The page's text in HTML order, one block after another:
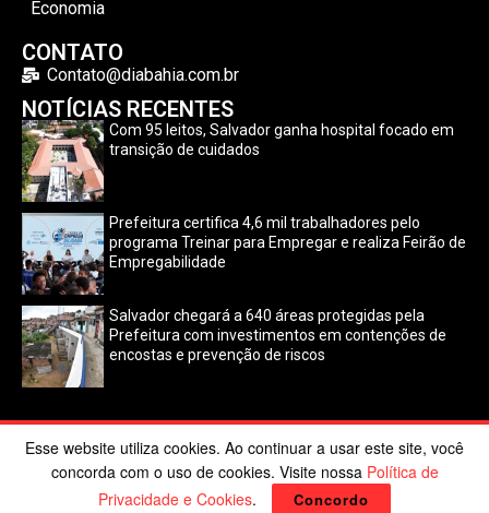
Economia
CONTATO
Contato@diabahia.com.br
NOTÍCIAS RECENTES
Com 95 leitos, Salvador ganha hospital focado em
transição de cuidados
Prefeitura certifica 4,6 mil trabalhadores pelo
programa Treinar para Empregar e realiza Feirão de
Empregabilidade
Salvador chegará a 640 áreas protegidas pela
Prefeitura com investimentos em contenções de
encostas e prevenção de riscos
©2024 Dia Bahia. Todos os direitos reservados | Desenvolvido
porPoppy Sites.
Esse website utiliza cookies. Ao continuar a usar este site, você
concorda com o uso de cookies. Visite nossa Política de
Privacidade e Cookies. Concordo